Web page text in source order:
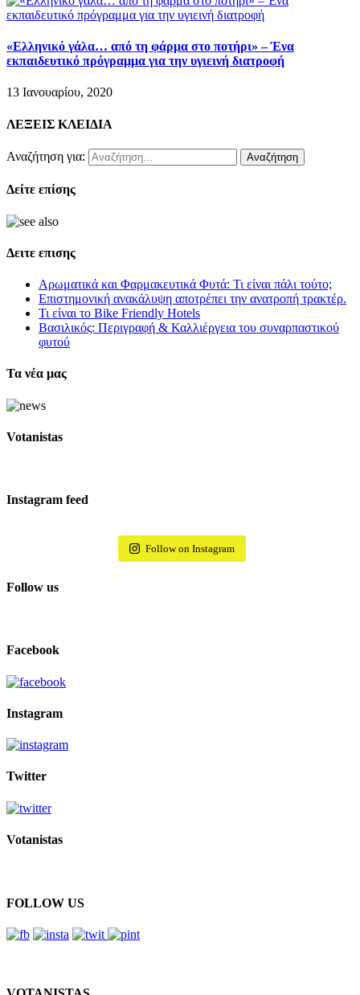
«Ελληνικό γάλα… από τη φάρμα στο ποτήρι» – Ένα
εκπαιδευτικό πρόγραμμα για την υγιεινή διατροφή
13 Ιανουαρίου, 2020
ΛΕΞΕΙΣ ΚΛΕΙΔΙΑ
Αναζήτηση για:
Δείτε επίσης
Δειτε επισης
Αρωματικά και Φαρμακευτικά Φυτά: Τι είναι πάλι τούτο;
Επιστημονική ανακάλυψη αποτρέπει την ανατροπή τρακτέρ.
Τι είναι το Bike Friendly Hotels
Βασιλικός: Περιγραφή & Καλλιέργεια του συναρπαστικού
φυτού
Τα νέα μας
Votanistas
Instagram feed
Follow on Instagram
Follow us
Facebook
Instagram
Twitter
Votanistas
FOLLOW US